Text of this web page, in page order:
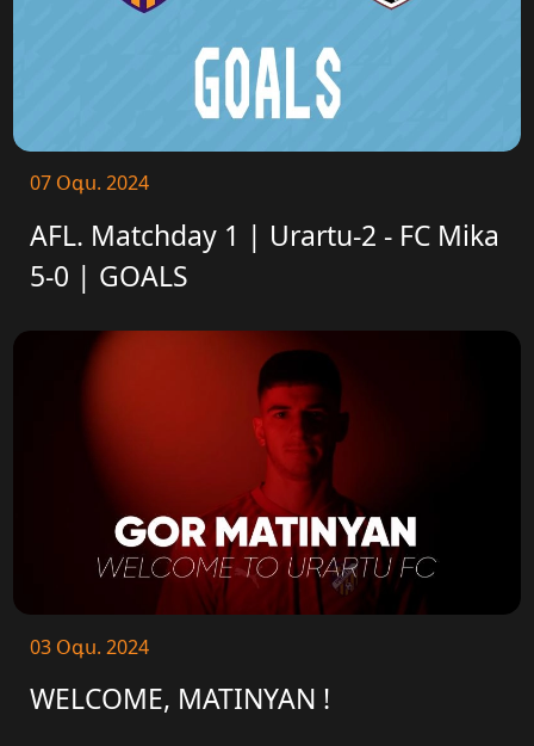
07 Օգս. 2024
AFL. Matchday 1 | Urartu-2 - FC Mika
5-0 | GOALS
03 Օգս. 2024
WELCOME, MATINYAN !